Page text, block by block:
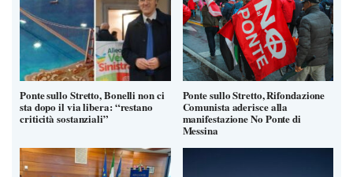
Ponte sullo Stretto, Bonelli non ci
sta dopo il via libera: “restano
criticità sostanziali”
Ponte sullo Stretto, Rifondazione
Comunista aderisce alla
manifestazione No Ponte di
Messina